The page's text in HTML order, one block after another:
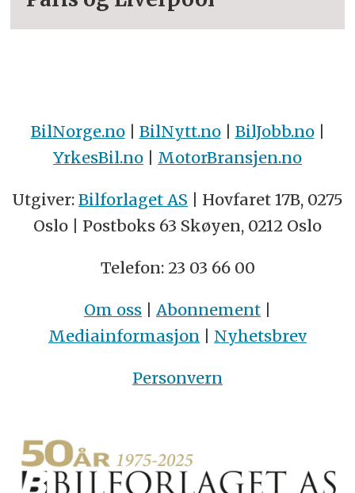
BilNorge.no| BilNytt.no| BilJobb.no|
YrkesBil.no | MotorBransjen.no
Utgiver: Bilforlaget AS | Hovfaret 17B, 0275
Oslo | Postboks 63 Skøyen, 0212 Oslo
Telefon: 23 03 66 00
Om oss | Abonnement |
Mediainformasjon | Nyhetsbrev
Personvern